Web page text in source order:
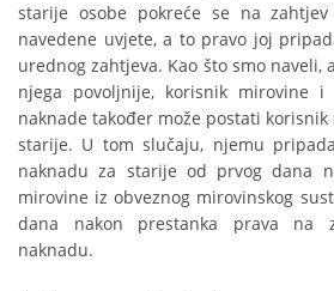
starije osobe pokreće se na
navedene uvjete, a to pravo joj
urednog zahtjeva. Kao što smo naveli,
njega povoljnije, korisnik mirovine i
naknade također može postati
starije. U tom slučaju, njemu
naknadu za starije od prvog dana
mirovine iz obveznog mirovinskog
dana nakon prestanka prava na
naknadu.